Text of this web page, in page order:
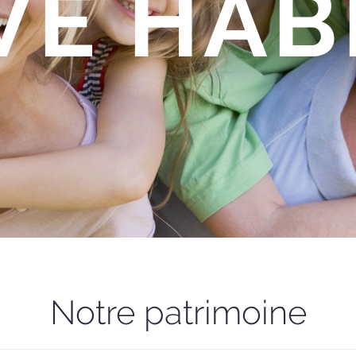
Notre patrimoine